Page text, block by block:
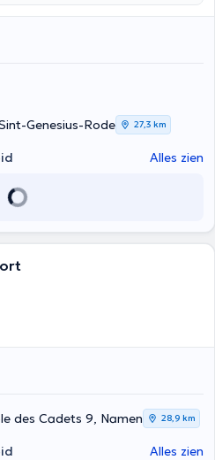
Genesius-Rode 27,3 km
Alles zien
des Cadets 9, Namen 28,9 km
Alles zien